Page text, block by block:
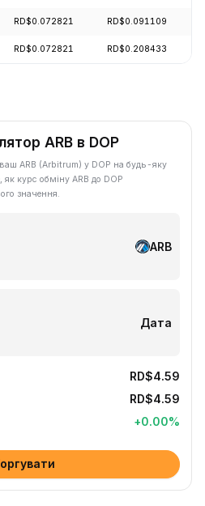
RD$0.072821 RD$0.091109
RD$0.072821 RD$0.208433
ARB в DOP
ARB (Arbitrum) у DOP на будь-яку
курс обміну ARB до DOP
значення.
ARB
Дата
RD$4.59
RD$4.59
+0.00%